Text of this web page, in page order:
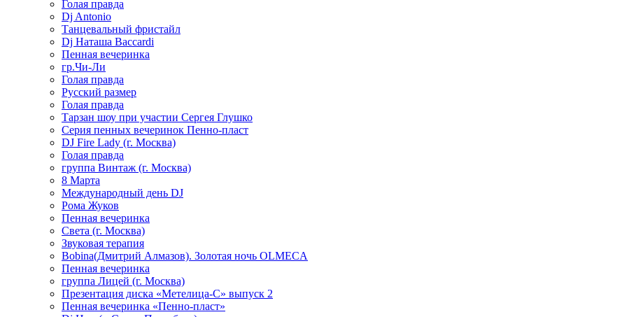
Голая правда
Dj Antonio
Танцевальный фристайл
Dj Наташа Baccardi
Пенная вечеринка
гр.Чи-Ли
Голая правда
Русский размер
Голая правда
Тарзан шоу при участии Сергея Глушко
Серия пенных вечеринок Пенно-пласт
DJ Fire Lady (г. Москва)
Голая правда
группа Винтаж (г. Москва)
8 Марта
Международный день DJ
Рома Жуков
Пенная вечеринка
Света (г. Москва)
Звуковая терапия
Bobina(Дмитрий Алмазов). Золотая ночь OLMECA
Пенная вечеринка
группа Лицей (г. Москва)
Презентация диска «Метелица-С» выпуск 2
Пенная вечеринка «Пенно-пласт»